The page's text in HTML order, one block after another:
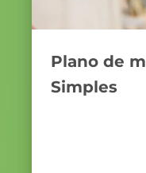
Plano de
Simples